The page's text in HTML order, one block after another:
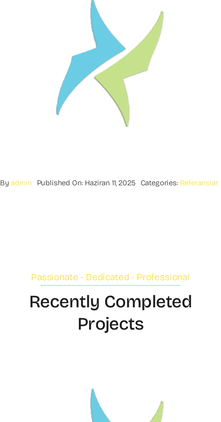
Byadmin Published On: Haziran 11, 2025 Categories: Referanslar
Passionate - Dedicated - Professional
Recently Completed
Projects